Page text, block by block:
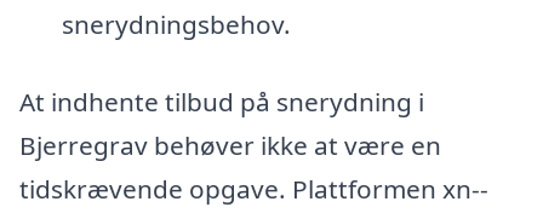
snerydningsbehov.
At indhente tilbud på snerydning i
Bjerregrav behøver ikke at være en
tidskrævende opgave. Plattformen xn--